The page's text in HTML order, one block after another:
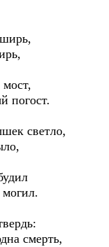
ширь,
погост.
светло,
смерть,